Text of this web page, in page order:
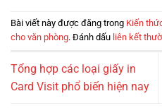
Bài viết này được đăng trong Kiến
cho văn phòng. Đánh dấu liên kết
Tổng hợp các loại giấy in
Card Visit phổ biến hiện nay